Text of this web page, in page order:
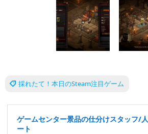
採れたて！本日のSteam注目ゲーム
ゲームセンター景品の仕分けスタッフ/
ート